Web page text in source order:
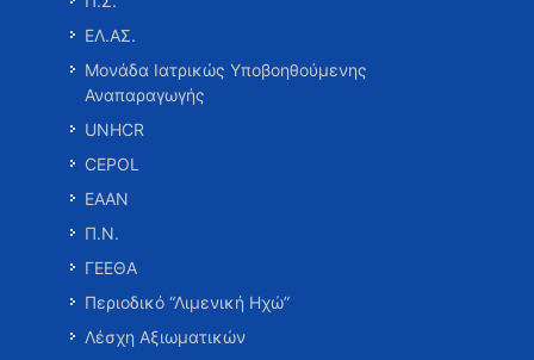
ΕΛ.ΑΣ.
Μονάδα Ιατρικώς Υποβοηθούμενης
Αναπαραγωγής
UNHCR
CEPOL
ΕΑΑΝ
Π.Ν.
ΓΕΕΘΑ
Περιοδικό “Λιμενική Ηχώ”
Λέσχη Αξιωματικών